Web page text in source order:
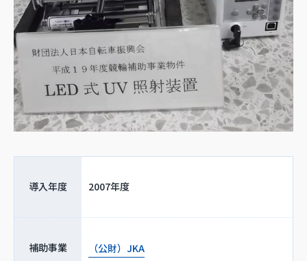
導入年度 2007年度
補助事業 （公財）JKA